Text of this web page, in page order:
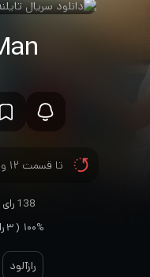
تا قسمت ۱۲ و زیرنویس تا قسمت ۱۲ اضافه شد
138 رای
۱۰۰% ( ۳
رازآلود